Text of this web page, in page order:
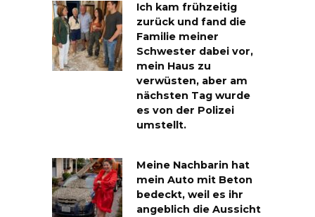
Ich kam frühzeitig
zurück und fand die
Familie meiner
Schwester dabei vor,
mein Haus zu
verwüsten, aber am
nächsten Tag wurde
es von der Polizei
umstellt.
Meine Nachbarin hat
mein Auto mit Beton
bedeckt, weil es ihr
angeblich die Aussicht